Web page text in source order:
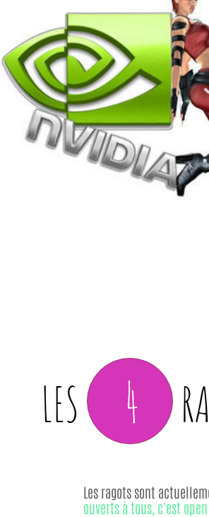
LES 4
Les ragots sont
ouverts à tous, c'est